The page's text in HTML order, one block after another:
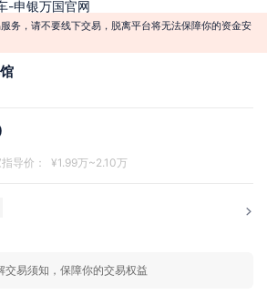
-申银万国官网
务，请不要线下交易，脱离平台将无法保障你的资金安
指导价： ¥1.99万~2.10万
交易须知，保障你的交易权益